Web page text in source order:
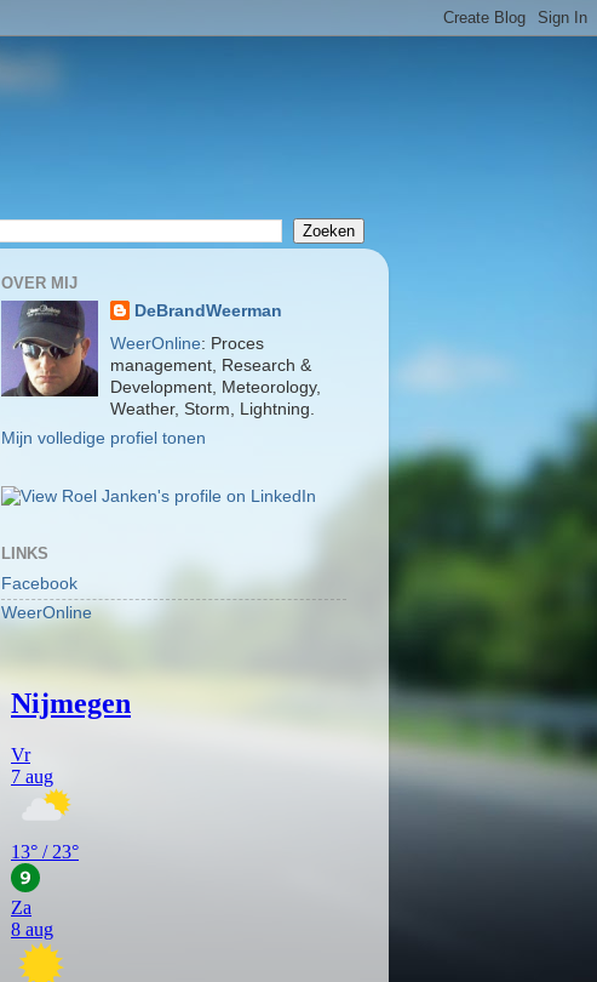
OVER MIJ
DeBrandWeerman
WeerOnline: Proces
management, Research &
Development, Meteorology,
Weather, Storm, Lightning.
Mijn volledige profiel tonen
LINKS
Facebook
WeerOnline